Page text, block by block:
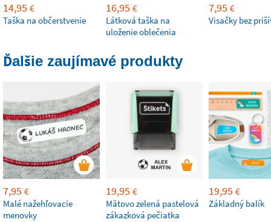
14,95 €
Taška na občerstvenie
16,95 €
Látková taška na
uloženie oblečenia
7,95 €
Visačky bez
Ďalšie zaujímavé produkty
7,95 €
Malé nažehľovacie
menovky
19,95 €
Mätovo zelená pastelová
zákazková pečiatka
19,95 €
Základný balík